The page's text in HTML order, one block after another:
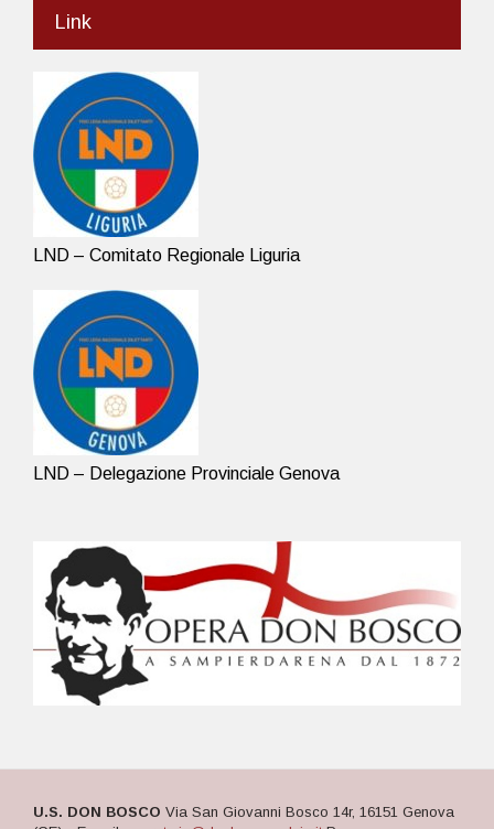
Link
LND – Comitato Regionale Liguria
LND – Delegazione Provinciale Genova
U.S. DON BOSCO Via San Giovanni Bosco 14r, 16151 Genova